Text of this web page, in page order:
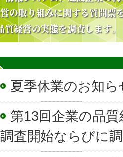
夏季休業のお知ら
第13回企業の品
調査開始ならびに